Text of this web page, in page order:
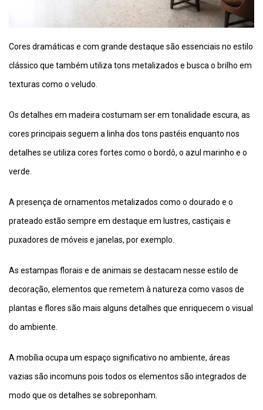
Cores dramáticas e com grande destaque são essenciais no estilo
clássico que também utiliza tons metalizados e busca o brilho em
texturas como o veludo.
Os detalhes em madeira costumam ser em tonalidade escura, as
cores principais seguem a linha dos tons pastéis enquanto nos
detalhes se utiliza cores fortes como o bordô, o azul marinho e o
verde.
A presença de ornamentos metalizados como o dourado e o
prateado estão sempre em destaque em lustres, castiçais e
puxadores de móveis e janelas, por exemplo.
As estampas florais e de animais se destacam nesse estilo de
decoração, elementos que remetem à natureza como vasos de
plantas e flores são mais alguns detalhes que enriquecem o visual
do ambiente.
A mobília ocupa um espaço significativo no ambiente, áreas
vazias são incomuns pois todos os elementos são integrados de
modo que os detalhes se sobreponham.